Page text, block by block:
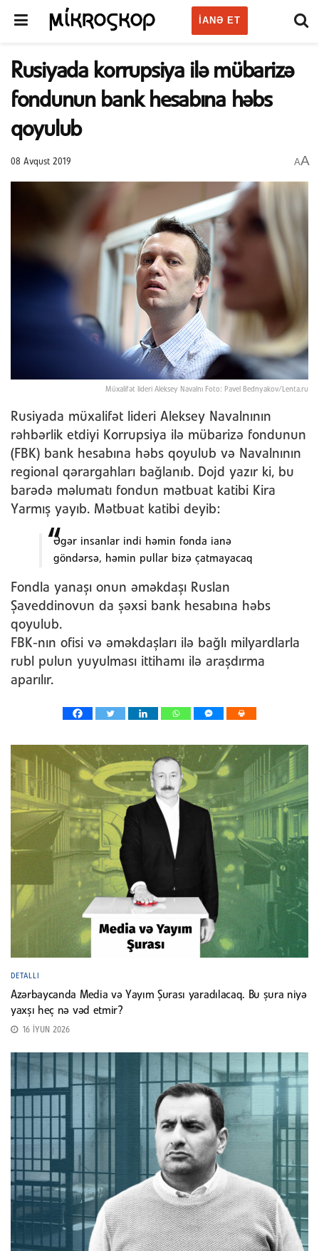
IANƏ ET
Rusiyada korrupsiya ilə mübarizə
fondunun bank hesabına həbs
qoyulub
08 Avqust 2019 AA
Müxalifət lideri Aleksey Navalnı Foto: Pavel Bednyakov/Lenta.ru
Rusiyada müxalifət lideri Aleksey Navalnının
rəhbərlik etdiyi Korrupsiya ilə mübarizə fondunun
(FBK) bank hesabına həbs qoyulub və Navalnının
regional qərargahları bağlanıb. Dojd yazır ki, bu
barədə məlumatı fondun mətbuat katibi Kira
Yarmış yayıb. Mətbuat katibi deyib:
Əgər insanlar indi həmin fonda ianə
göndərsə, həmin pullar bizə çatmayacaq
Fondla yanaşı onun əməkdaşı Ruslan
Şaveddinovun da şəxsi bank hesabına həbs
qoyulub.
FBK-nın ofisi və əməkdaşları ilə bağlı milyardlarla
rubl pulun yuyulması ittihamı ilə araşdırma
aparılır.
DETALLI
Azərbaycanda Media və Yayım Şurası yaradılacaq. Bu şura niyə
yaxşı heç nə vəd etmir?
16 İYUN 2026